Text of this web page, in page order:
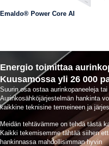
Emaldo® Power Core AI
Energio toimittaa
Kuusamossa yli 26 000
Suurin osa ostaa aurinkopaneeleja
Aurinkosähköjärjestelmän hankinta
kaikkine teknisine termeineen ja
Meidän tehtävämme on tehdä tästä
Kaikki tekemisemme tähtää siihen
hankinnassa mahdollisimman hyvin